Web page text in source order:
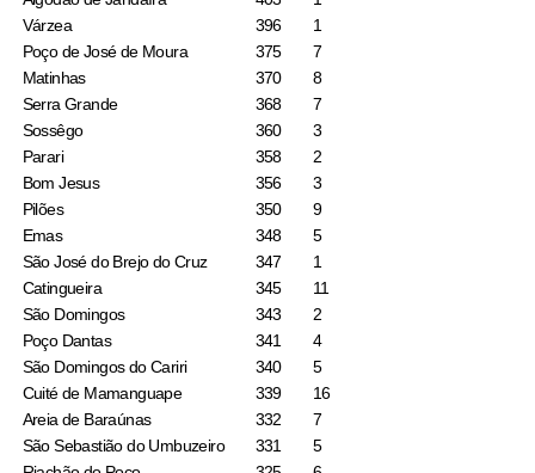
Várzea
396
1
Poço de José de Moura
375
7
Matinhas
370
8
Serra Grande
368
7
Sossêgo
360
3
Parari
358
2
Bom Jesus
356
3
Pilões
350
9
Emas
348
5
São José do Brejo do Cruz
347
1
Catingueira
345
11
São Domingos
343
2
Poço Dantas
341
4
São Domingos do Cariri
340
5
Cuité de Mamanguape
339
16
Areia de Baraúnas
332
7
São Sebastião do Umbuzeiro
331
5